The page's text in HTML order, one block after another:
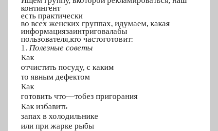
контингент
есть практически
во всех женских группах, идумаем, какая
информациязаинтриговалабы
пользователя,кто частоготовит:
1. Полезные советы
Как
отчистить посуду, скаким
то явным дефектом
Как
готовить что—тобез пригорания
Как избавить
запах в холодильнике
или при жарке рыбы